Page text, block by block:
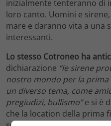
inizialmente tenteranno di
loro canto. Uomini e
mare e daranno vita a una
interessanti.
Lo stesso Cotroneo ha
dichiarazione “le sirene
nostro mondo per la prima
un diverso tema, come
pregiudizi, bullismo”e si è
che la location della prima